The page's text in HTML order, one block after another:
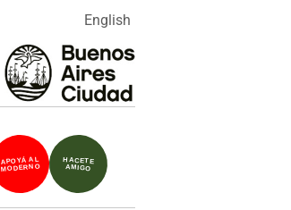
English
APOYÁ AL
MODERNO
HACETE
AMIGO